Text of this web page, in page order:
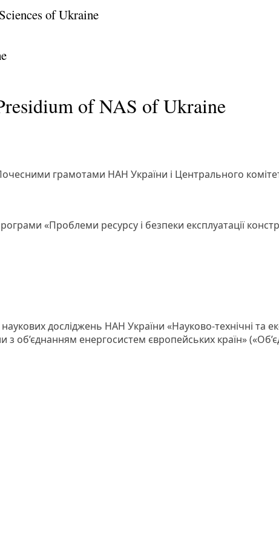
of Ukraine
of NAS of Ukraine
грамотами НАН України і Центрального
«Проблеми ресурсу і безпеки експлуатації
досліджень НАН України «Науково-технічні та
з об’єднанням енергосистем європейських країн»